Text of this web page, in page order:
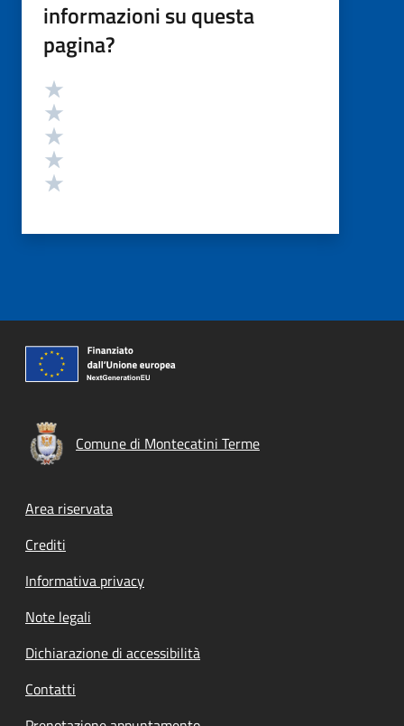
informazioni su questa
pagina?
Valutazione
Comune di Montecatini Terme
Footer menu
Area riservata
Crediti
Informativa privacy
Note legali
Dichiarazione di accessibilità
Contatti